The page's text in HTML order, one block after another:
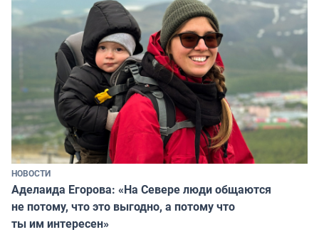
НОВОСТИ
Аделаида Егорова: «На Севере люди общаются
не потому, что это выгодно, а потому что
ты им интересен»